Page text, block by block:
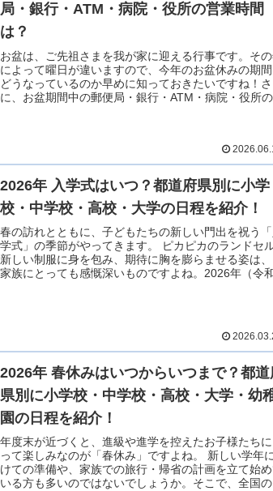
局・銀行・ATM・病院・役所の営業時間
は？
お盆は、ご先祖さまを我が家に迎える行事です。そ
によって曜日が違いますので、今年のお盆休みの期
どうなっているのか早めに知っておきたいですね！さ
に、お盆期間中の郵便局・銀行・ATM・病院・役所の
2026年 入学式はいつ？都道府県別に小学
校・中学校・高校・大学の日程を紹介！
春の訪れとともに、子どもたちの新しい門出を祝う「
学式」の季節がやってきます。 ピカピカのランドセ
新しい制服に身を包み、期待に胸を膨らませる姿は
家族にとっても感慨深いものですよね。2026年（令
2026年 春休みはいつからいつまで？都道
県別に小学校・中学校・高校・大学・幼
園の日程を紹介！
年度末が近づくと、進級や進学を控えたお子様たちに
って楽しみなのが「春休み」ですよね。 新しい学年
けての準備や、家族での旅行・帰省の計画を立て始
いる方も多いのではないでしょうか。そこで、全国の